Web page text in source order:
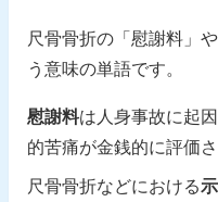
尺骨骨折の「慰謝料」
う意味の単語です。
慰謝料は人身事故に起
的苦痛が金銭的に評価
尺骨骨折などにおける